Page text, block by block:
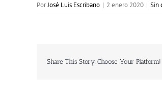
PorJosé Luis Escribano | 2 enero 2020 | Sin
Share This Story, Choose Your Platform!